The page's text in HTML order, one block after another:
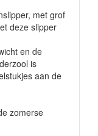
met grof
deze slipper
en de
is
aan de
zomerse